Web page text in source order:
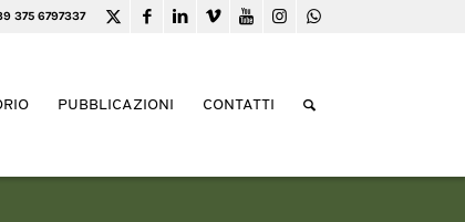
375 6797337
PUBBLICAZIONI CONTATTI